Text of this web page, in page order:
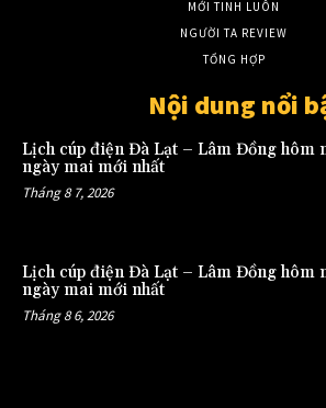
MỚI TINH LUÔN
NGƯỜI TA REVIEW
TỔNG HỢP
Nội dung nổi
Lịch cúp điện Đà Lạt – Lâm Đồng hôm
ngày mai mới nhất
Tháng 8 7, 2026
Lịch cúp điện Đà Lạt – Lâm Đồng hôm
ngày mai mới nhất
Tháng 8 6, 2026